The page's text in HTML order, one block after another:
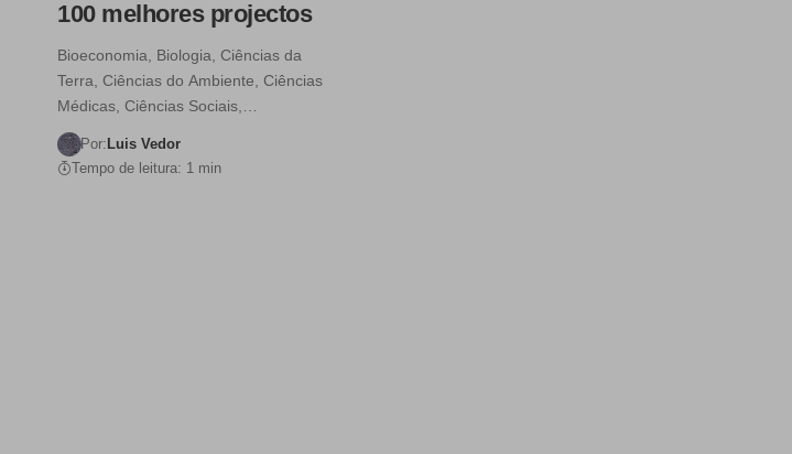
100 melhores projectos
Bioeconomia, Biologia, Ciências da
Terra, Ciências do Ambiente, Ciências
Médicas, Ciências Sociais,…
Por: Luis Vedor
Tempo de leitura: 1 min